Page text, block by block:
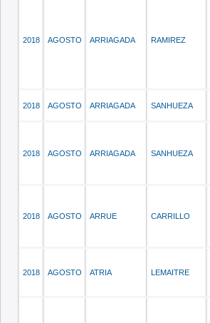
2018 AGOSTO ARRIAGADA RAMIREZ
2018 AGOSTO ARRIAGADA SANHUEZA
2018 AGOSTO ARRIAGADA SANHUEZA
2018 AGOSTO ARRUE CARRILLO
2018 AGOSTO ATRIA LEMAITRE